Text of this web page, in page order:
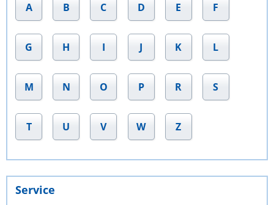
A B C D E F
G H I J K L
M N O P R S
T U V W Z
Service